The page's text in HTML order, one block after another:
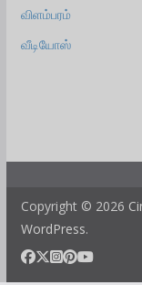
விளம்பரம்
வீடியோஸ்
Copyright © 2026
WordPress.